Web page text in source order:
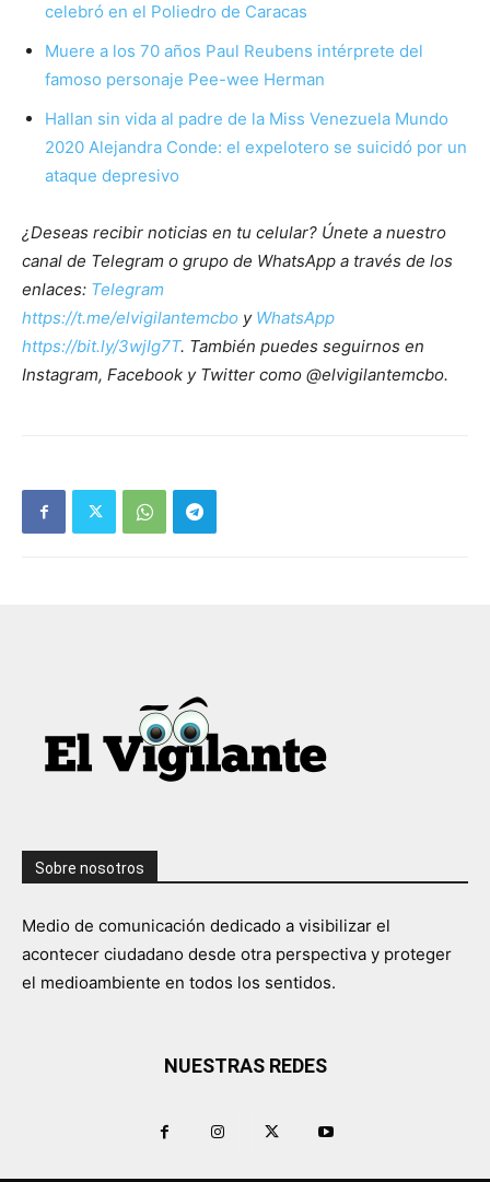
celebró en el Poliedro de Caracas
Muere a los 70 años Paul Reubens intérprete del
famoso personaje Pee-wee Herman
Hallan sin vida al padre de la Miss Venezuela Mundo
2020 Alejandra Conde: el expelotero se suicidó por un
ataque depresivo
¿Deseas recibir noticias en tu celular? Únete a nuestro
canal de Telegram o grupo de WhatsApp a través de los
enlaces: Telegram
https://t.me/elvigilantemcbo y WhatsApp
https://bit.ly/3wjIg7T. También puedes seguirnos en
Instagram, Facebook y Twitter como @elvigilantemcbo.
Sobre nosotros
Medio de comunicación dedicado a visibilizar el
acontecer ciudadano desde otra perspectiva y proteger
el medioambiente en todos los sentidos.
NUESTRAS REDES